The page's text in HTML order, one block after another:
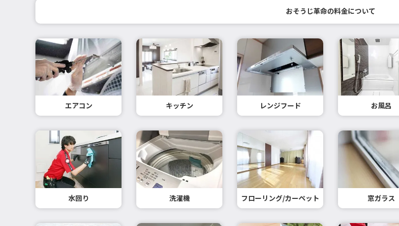
おそうじ革命の料金について
エアコン キッチン レンジフード お風呂
水回り 洗濯機 フローリング/カーペット 窓ガラス